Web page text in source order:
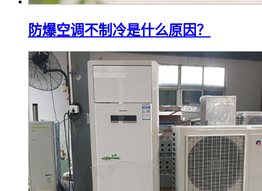
防爆空调不制冷是什么原因？